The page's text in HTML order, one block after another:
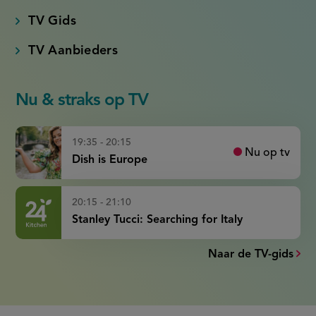
TV Gids
TV Aanbieders
Nu & straks op TV
19:35 - 20:15
Dish is Europe
Nu op tv
20:15 - 21:10
Stanley Tucci: Searching for Italy
Naar de TV-gids